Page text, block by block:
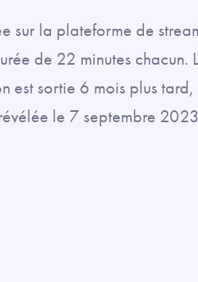
sur la plateforme de
de 22 minutes
est sortie 6 mois plus
le 7 septembre